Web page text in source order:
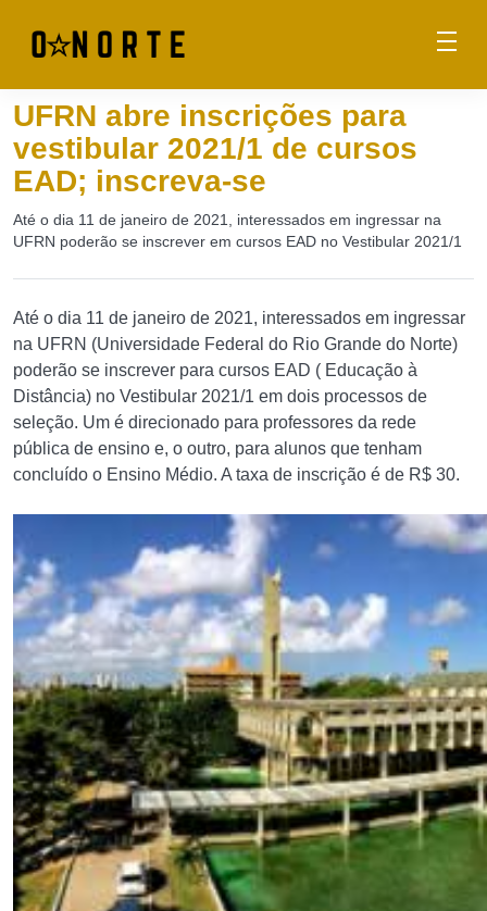
UFRN abre inscrições para
vestibular 2021/1 de cursos
EAD; inscreva-se
Até o dia 11 de janeiro de 2021, interessados em ingressar na
UFRN poderão se inscrever em cursos EAD no Vestibular 2021/1
Até o dia 11 de janeiro de 2021, interessados em ingressar
na UFRN (Universidade Federal do Rio Grande do Norte)
poderão se inscrever para cursos EAD ( Educação à
Distância) no Vestibular 2021/1 em dois processos de
seleção. Um é direcionado para professores da rede
pública de ensino e, o outro, para alunos que tenham
concluído o Ensino Médio. A taxa de inscrição é de R$ 30.